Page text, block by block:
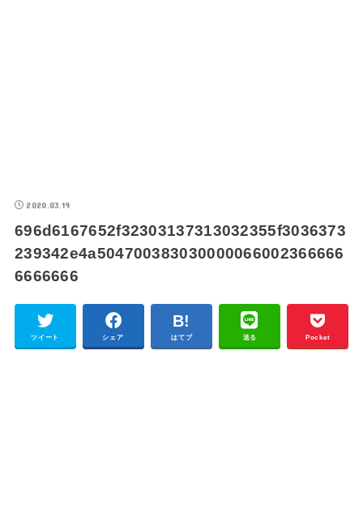
2020.03.19
696d6167652f32303137313032355f3036373
239342e4a504700383030000066002366666
6666666
ツイート シェア はてブ 送る Pocket